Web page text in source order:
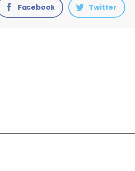
Facebook Twitter